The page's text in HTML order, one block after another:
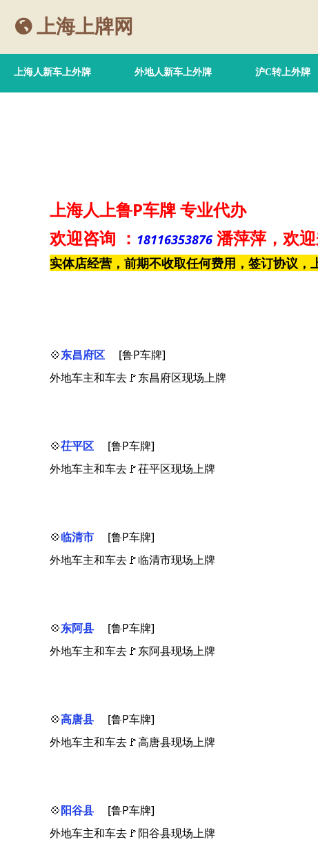
上海上牌网
上海人新车上外牌 外地人新车上外牌 沪C转上外牌
上海人上鲁P车牌专业代办
欢迎咨询 ： 18116353876 潘萍萍 ，欢
实体店经营，前期不收取任何费用，签订协议，
💠东昌府区
[鲁P车牌]
外地车主和车去🚩东昌府区现场上牌
💠茌平区
[鲁P车牌]
外地车主和车去🚩茌平区现场上牌
💠临清市
[鲁P车牌]
外地车主和车去🚩临清市现场上牌
💠东阿县
[鲁P车牌]
外地车主和车去🚩东阿县现场上牌
💠高唐县
[鲁P车牌]
外地车主和车去🚩高唐县现场上牌
💠阳谷县
[鲁P车牌]
外地车主和车去🚩阳谷县现场上牌